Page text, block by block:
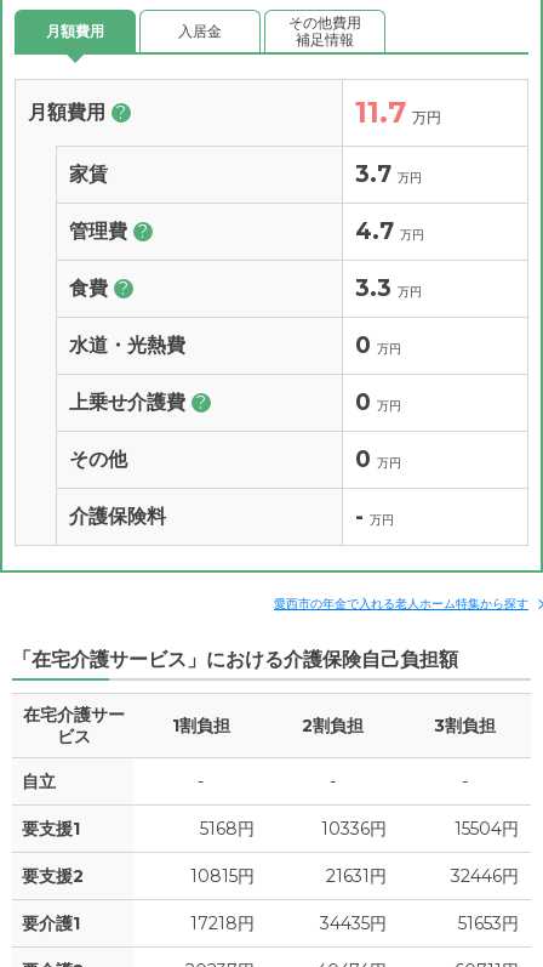
月額費用 入居金
その他費用
補足情報
月額費用 ? 11.7 万円
家賃 3.7 万円
管理費 ? 4.7 万円
食費 ? 3.3 万円
水道・光熱費 0 万円
上乗せ介護費 ? 0 万円
その他 0 万円
介護保険料 - 万円
愛西市の年金で入れる老人ホーム特集から探す
「在宅介護サービス」における介護保険自己負担額
在宅介護サー
ビス
1割負担 2割負担 3割負担
自立 - - -
要支援1 5168円 10336円 15504円
要支援2 10815円 21631円 32446円
要介護1 17218円 34435円 51653円